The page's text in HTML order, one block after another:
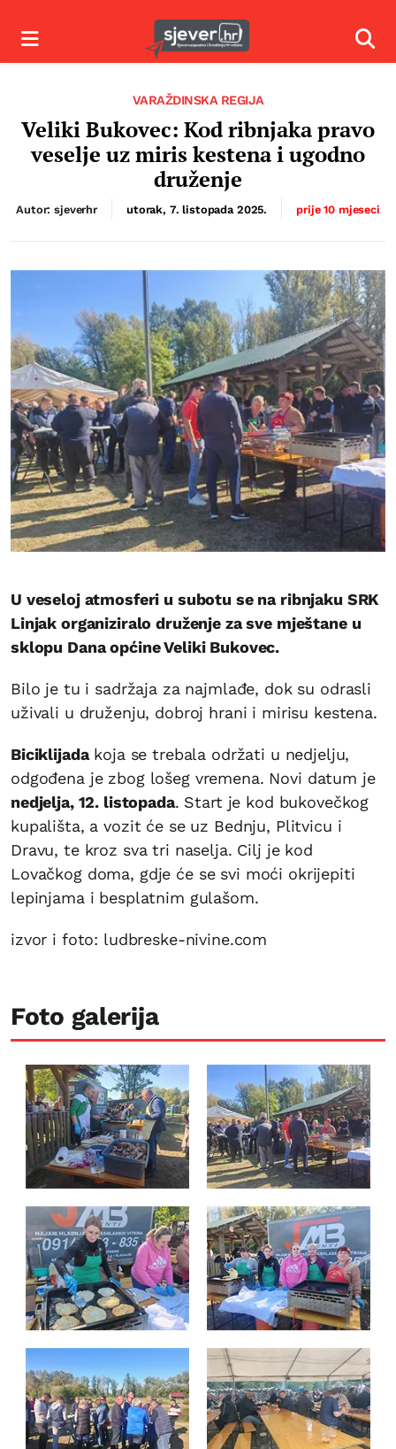
Izbornik
VARAŽDINSKA REGIJA
Veliki Bukovec: Kod ribnjaka pravo
veselje uz miris kestena i ugodno
druženje
Autor: sjeverhr utorak, 7. listopada 2025. prije 10 mjeseci
U veseloj atmosferi u subotu se na ribnjaku SRK
Linjak organiziralo druženje za sve mještane u
sklopu Dana općine Veliki Bukovec.
Bilo je tu i sadržaja za najmlađe, dok su odrasli
uživali u druženju, dobroj hrani i mirisu kestena.
Biciklijadakoja se trebala održati u nedjelju,
odgođena je zbog lošeg vremena. Novi datum je
nedjelja, 12. listopada. Start je kod bukovečkog
kupališta, a vozit će se uz Bednju, Plitvicu i
Dravu, te kroz sva tri naselja. Cilj je kod
Lovačkog doma, gdje će se svi moći okrijepiti
lepinjama i besplatnim gulašom.
izvor i foto: ludbreske-nivine.com
Foto galerija